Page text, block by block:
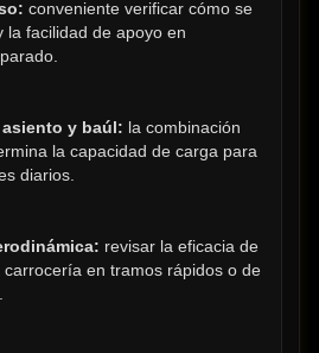
conveniente verificar cómo se
la facilidad de apoyo en
y baúl: la combinación
la capacidad de carga para
diarios.
revisar la eficacia de
carrocería en tramos rápidos o de